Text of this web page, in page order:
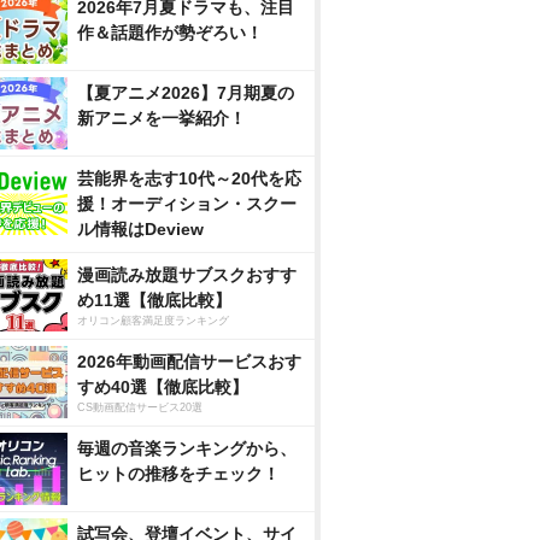
2026年7月夏ドラマも、注目
作＆話題作が勢ぞろい！
【夏アニメ2026】7月期夏の
新アニメを一挙紹介！
芸能界を志す10代～20代を応
援！オーディション・スクー
ル情報はDeview
漫画読み放題サブスクおすす
め11選【徹底比較】
オリコン顧客満足度ランキング
2026年動画配信サービスおす
すめ40選【徹底比較】
CS動画配信サービス20選
毎週の音楽ランキングから、
ヒットの推移をチェック！
試写会、登壇イベント、サイ